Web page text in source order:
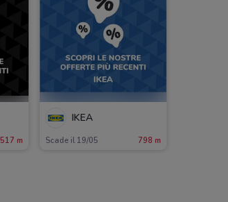
517 m
IKEA
Scade il 19/05 798 m